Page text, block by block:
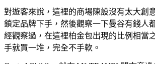
對遊客來說，這裡的商場陳設沒有太大創
鎖定品牌下手，然後觀察一下曼谷有錢人
經觀察過，在這裡柏金包出現的比例相當
手就買一堆，完全不手軟。